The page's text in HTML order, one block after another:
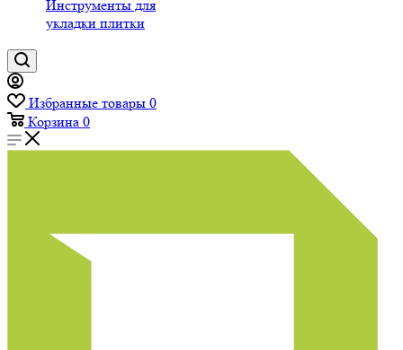
Инструменты для
укладки плитки
Избранные товары 0
Корзина 0